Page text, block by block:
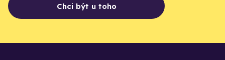
Chci být u toho